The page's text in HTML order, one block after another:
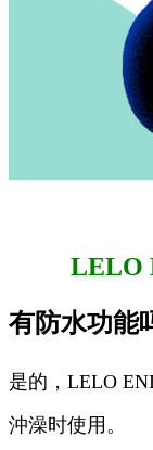
LELO
有防水功能
是的，LELO
沖澡时使用。